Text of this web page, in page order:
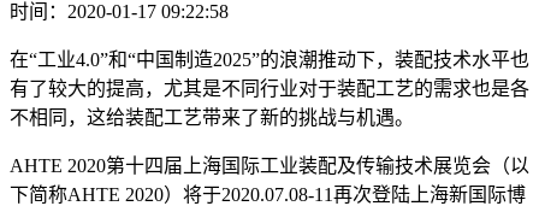
时间：2020-01-17 09:22:58
在“工业4.0”和“中国制造2025”的浪潮推动下，装配技术水平也
有了较大的提高，尤其是不同行业对于装配工艺的需求也是各
不相同，这给装配工艺带来了新的挑战与机遇。
AHTE 2020第十四届上海国际工业装配及传输技术展览会（以
下简称AHTE 2020）将于2020.07.08-11再次登陆上海新国际博